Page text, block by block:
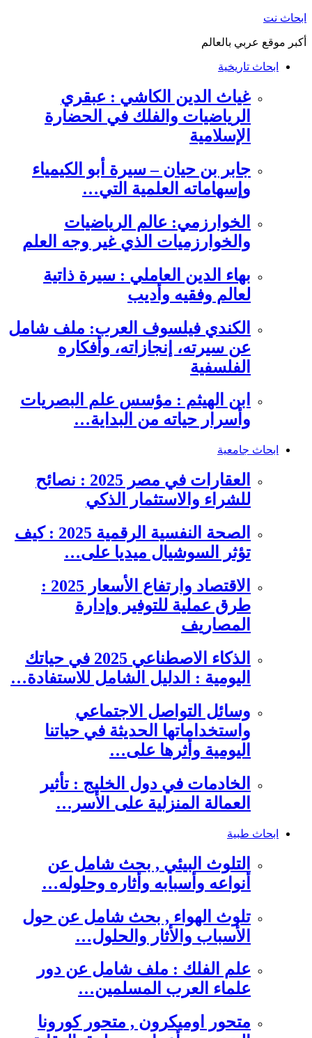
التجاوز
المحتوى
ابحاث نت
أكبر موقع عربي بالعالم
ابحاث تاريخية
غياث الدين الكاشي : عبقري
الرياضيات والفلك في الحضارة
الإسلامية
جابر بن حيان – سيرة أبو الكيمياء
وإسهاماته العلمية التي…
الخوارزمي: عالم الرياضيات
والخوارزميات الذي غير وجه العلم
بهاء الدين العاملي : سيرة ذاتية
لعالم وفقيه وأديب
الكندي فيلسوف العرب: ملف شامل
عن سيرته، إنجازاته، وأفكاره
الفلسفية
ابن الهيثم : مؤسس علم البصريات
وأسرار حياته من البداية…
ابحاث جامعية
العقارات في مصر 2025 : نصائح
للشراء والاستثمار الذكي
الصحة النفسية الرقمية 2025 : كيف
تؤثر السوشيال ميديا على…
الاقتصاد وارتفاع الأسعار 2025 :
طرق عملية للتوفير وإدارة
المصاريف
الذكاء الاصطناعي 2025 في حياتك
اليومية : الدليل الشامل للاستفادة…
وسائل التواصل الاجتماعي
واستخداماتها الحديثة في حياتنا
اليومية وأثرها على…
الخادمات في دول الخليج : تأثير
العمالة المنزلية على الأسر…
ابحاث طبية
التلوث البيئي , بحث شامل عن
أنواعه وأسبابه وأثاره وحلوله…
تلوث الهواء , بحث شامل عن حول
الأسباب والأثار والحلول…
علم الفلك : ملف شامل عن دور
علماء العرب المسلمين…
متحور اوميكرون , متحور كورونا